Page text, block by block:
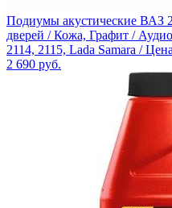
Подиумы акустические ВАЗ
дверей / Кожа, Графит /
2114, 2115, Lada Samara /
2 690 руб.